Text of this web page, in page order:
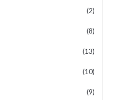
(2)
(8)
(13)
(10)
(9)